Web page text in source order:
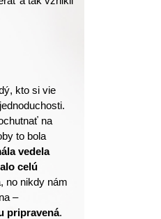
kto si vie
na
to bola
vedela
celú
no nikdy nám
nechýbala poriadna hostina –
pripravená.